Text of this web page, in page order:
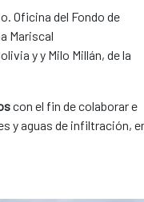
Oficina del Fondo de
Mariscal
y y Milo Millán, de la
con el fin de colaborar e
y aguas de infiltración,